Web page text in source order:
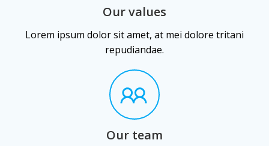
Our values
Lorem ipsum dolor sit amet, at mei dolore tritani
repudiandae.
Our team